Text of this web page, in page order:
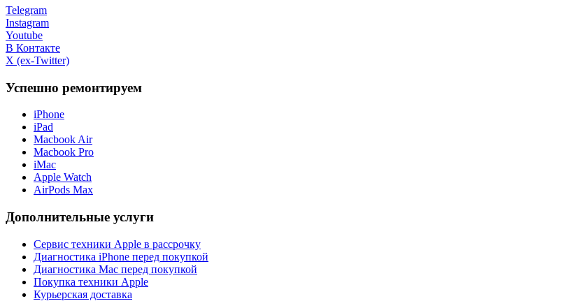
Telegram
Instagram
Youtube
В Контакте
X (ex-Twitter)
Успешно ремонтируем
iPhone
iPad
Macbook Air
Macbook Pro
iMac
Apple Watch
AirPods Max
Дополнительные услуги
Сервис техники Apple в рассрочку
Диагностика iPhone перед покупкой
Диагностика Mac перед покупкой
Покупка техники Apple
Курьерская доставка